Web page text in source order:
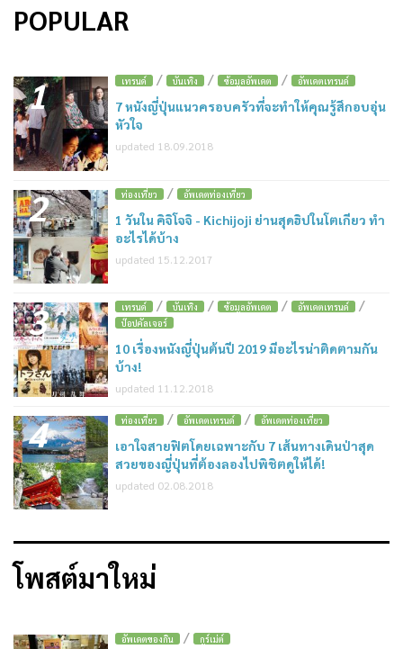
POPULAR
1 เทรนด์ / บันเทิง / ข้อมูลอัพเดต / อัพเดตเทรนด์
7 หนังญี่ปุ่นแนวครอบครัวที่จะทำให้คุณรู้สึกอบอุ่น
หัวใจ
updated 18.09.2018
2 ท่องเที่ยว / อัพเดตท่องเที่ยว
1 วันใน คิจิโจจิ - Kichijoji ย่านสุดฮิปในโตเกียว ทำ
อะไรได้บ้าง
updated 15.12.2017
3 เทรนด์ / บันเทิง / ข้อมูลอัพเดต / อัพเดตเทรนด์ /
ป๊อปคัลเจอร์
10 เรื่องหนังญี่ปุ่นต้นปี 2019 มีอะไรน่าติดตามกัน
บ้าง!
updated 11.12.2018
4 ท่องเที่ยว / อัพเดตเทรนด์ / อัพเดตท่องเที่ยว
เอาใจสายฟิตโดยเฉพาะกับ 7 เส้นทางเดินป่าสุด
สวยของญี่ปุ่นที่ต้องลองไปพิชิตดูให้ได้!
updated 02.08.2018
โพสต์มาใหม่
อัพเดตของกิน / กูร์เม่ต์